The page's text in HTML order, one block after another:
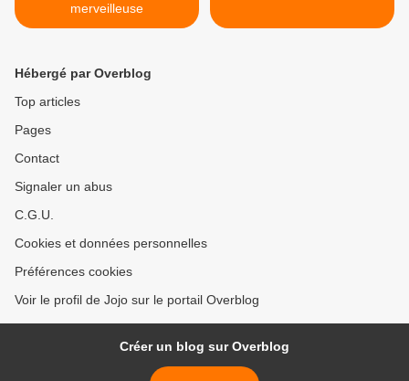
merveilleuse
Hébergé par Overblog
Top articles
Pages
Contact
Signaler un abus
C.G.U.
Cookies et données personnelles
Préférences cookies
Voir le profil de Jojo sur le portail Overblog
Créer un blog sur Overblog